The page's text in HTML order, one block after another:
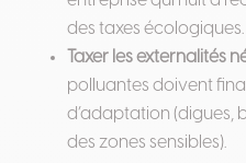
des taxes écologiques.
Taxer les externalités
polluantes doivent
d’adaptation (digues,
des zones sensibles).